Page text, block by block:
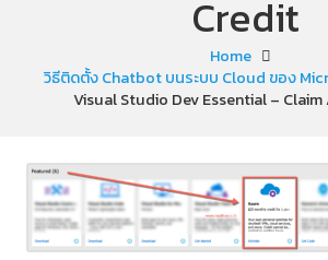
Credit
Home
วิธีติดตั้ง Chatbot บนระบบ Cloud ของ
Visual Studio Dev Essential –